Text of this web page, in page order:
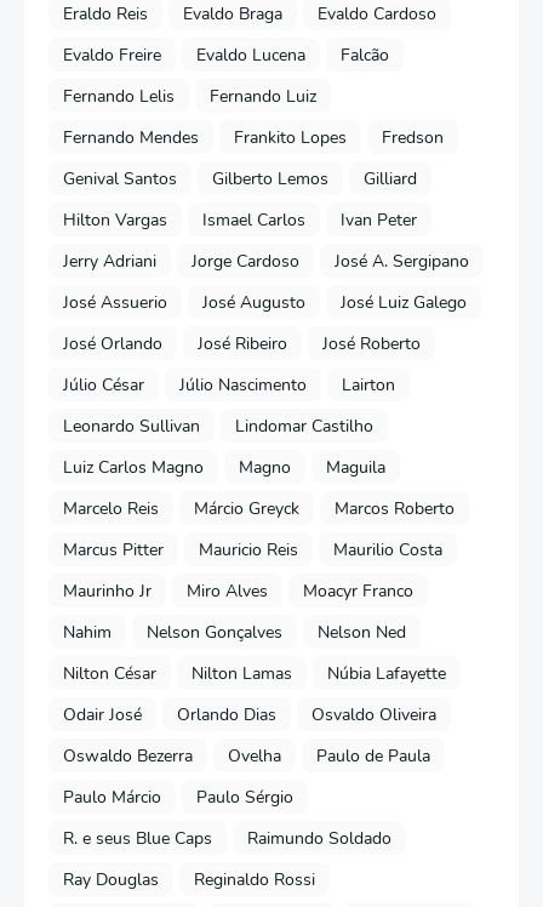
Eraldo Reis
Evaldo Braga
Evaldo Cardoso
Evaldo Freire
Evaldo Lucena
Falcão
Fernando Lelis
Fernando Luiz
Fernando Mendes
Frankito Lopes
Fredson
Genival Santos
Gilberto Lemos
Gilliard
Hilton Vargas
Ismael Carlos
Ivan Peter
Jerry Adriani
Jorge Cardoso
José A. Sergipano
José Assuerio
José Augusto
José Luiz Galego
José Orlando
José Ribeiro
José Roberto
Júlio César
Júlio Nascimento
Lairton
Leonardo Sullivan
Lindomar Castilho
Luiz Carlos Magno
Magno
Maguila
Marcelo Reis
Márcio Greyck
Marcos Roberto
Marcus Pitter
Mauricio Reis
Maurilio Costa
Maurinho Jr
Miro Alves
Moacyr Franco
Nahim
Nelson Gonçalves
Nelson Ned
Nilton César
Nilton Lamas
Núbia Lafayette
Odair José
Orlando Dias
Osvaldo Oliveira
Oswaldo Bezerra
Ovelha
Paulo de Paula
Paulo Márcio
Paulo Sérgio
R. e seus Blue Caps
Raimundo Soldado
Ray Douglas
Reginaldo Rossi